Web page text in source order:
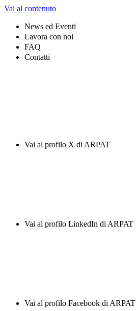
Vai al contenuto
News ed Eventi
Lavora con noi
FAQ
Contatti
Vai al profilo X di ARPAT
Vai al profilo LinkedIn di ARPAT
Vai al profilo Facebook di ARPAT